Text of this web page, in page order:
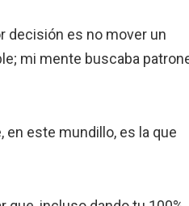
decisión es no mover un
mi mente buscaba
en este mundillo, es la que